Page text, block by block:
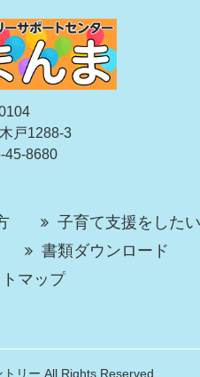
戸1288-3
45-8680
子育て支援をした
書類ダウンロード
マップ
リー All Rights Reserved.